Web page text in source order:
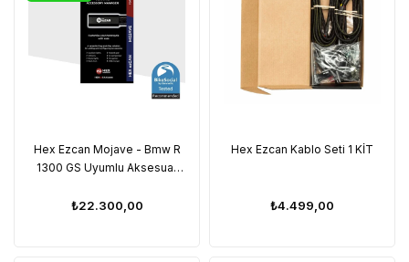
Hex Ezcan Mojave - Bmw R
1300 GS Uyumlu Aksesuar
₺22.300,00
Hex Ezcan Kablo Seti 1 KİT
₺4.499,00